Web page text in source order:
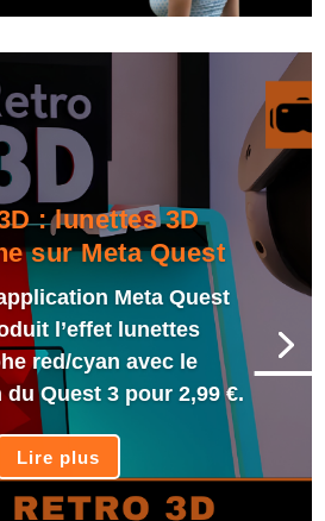
: lunettes 3D
sur Meta Quest
Meta Quest
l’effet lunettes
red/cyan avec le
Quest 3 pour 2,99 €.
Lire plus